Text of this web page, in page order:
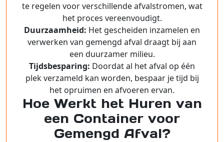
te regelen voor verschillende afvalstromen, wat
het proces vereenvoudigt.
Duurzaamheid: Het gescheiden inzamelen en
verwerken van gemengd afval draagt bij aan
een duurzamer milieu.
Tijdsbesparing: Doordat al het afval op één
plek verzameld kan worden, bespaar je tijd bij
het opruimen en afvoeren ervan.
Hoe Werkt het Huren van
een Container voor
Gemengd Afval?